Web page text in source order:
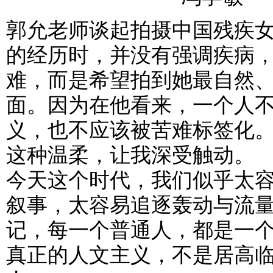
郭允老师谈起拍摄中国残疾
的经历时，并没有强调疾病
难，而是希望拍到她最自然
面。因为在他看来，一个人
义，也不应该被苦难标签化
这种温柔，让我深受触动。
今天这个时代，我们似乎太
叙事，太容易追逐轰动与流
记，每一个普通人，都是一
真正的人文主义，不是居高